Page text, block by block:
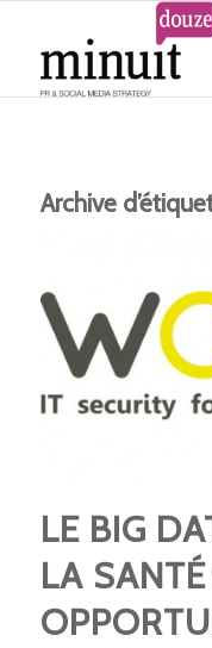
Archive
LE BIG
LA